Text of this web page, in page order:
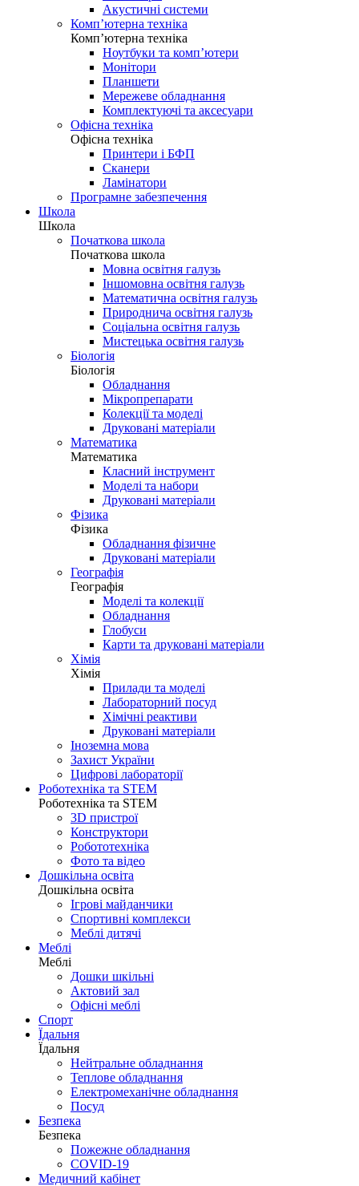
Акустичні системи
Комп’ютерна техніка
Комп’ютерна техніка
Ноутбуки та комп’ютери
Монітори
Планшети
Мережеве обладнання
Комплектуючі та аксесуари
Офісна техніка
Офісна техніка
Принтери і БФП
Сканери
Ламінатори
Програмне забезпечення
Школа
Школа
Початкова школа
Початкова школа
Мовна освітня галузь
Іншомовна освітня галузь
Математична освітня галузь
Природнича освітня галузь
Соціальна освітня галузь
Мистецька освітня галузь
Біологія
Біологія
Обладнання
Мікропрепарати
Колекції та моделі
Друковані матеріали
Математика
Математика
Класний інструмент
Моделі та набори
Друковані матеріали
Фізика
Фізика
Обладнання фізичне
Друковані матеріали
Географія
Географія
Моделі та колекції
Обладнання
Глобуси
Карти та друковані матеріали
Хімія
Хімія
Прилади та моделі
Лабораторний посуд
Хімічні реактиви
Друковані матеріали
Іноземна мова
Захист України
Цифрові лабораторії
Роботехніка та STEM
Роботехніка та STEM
3D пристрої
Конструктори
Робототехніка
Фото та відео
Дошкільна освіта
Дошкільна освіта
Ігрові майданчики
Спортивні комплекси
Меблі дитячі
Меблі
Меблі
Дошки шкільні
Актовий зал
Офісні меблі
Спорт
Їдальня
Їдальня
Нейтральне обладнання
Теплове обладнання
Електромеханічне обладнання
Посуд
Безпека
Безпека
Пожежне обладнання
COVID-19
Медичний кабінет